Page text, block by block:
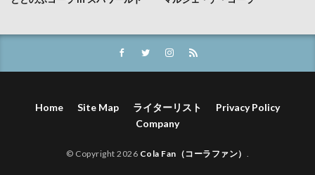
Home Site Map ライターリスト
Privacy Policy
Company
© Copyright 2026 Cola Fan（コーラファン）